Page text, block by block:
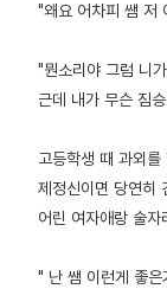
"왜요 어차피 쌤 저
"뭔소리야 그럼 니
근데 내가 무슨 짐
고등학생 때 과외를
제정신이면 당연히
어린 여자애랑 술
" 난 쌤 이런게 좋은